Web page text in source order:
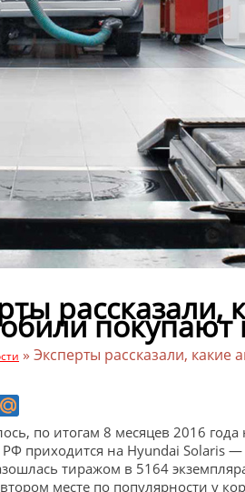
рассказали,
» Эксперты рассказали,
по итогам 8 месяцев 2016
приходится на Hyundai Solaris —
тиражом в 5164
месте по популярности у